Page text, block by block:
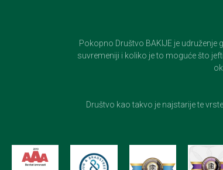
Pokopno Društvo BAKIJE je
suvremeniji i koliko je to moguće što
Društvo kao takvo je najstarije te